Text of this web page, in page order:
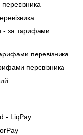
- за тарифами
перевізника
перевізника
- LiqPay